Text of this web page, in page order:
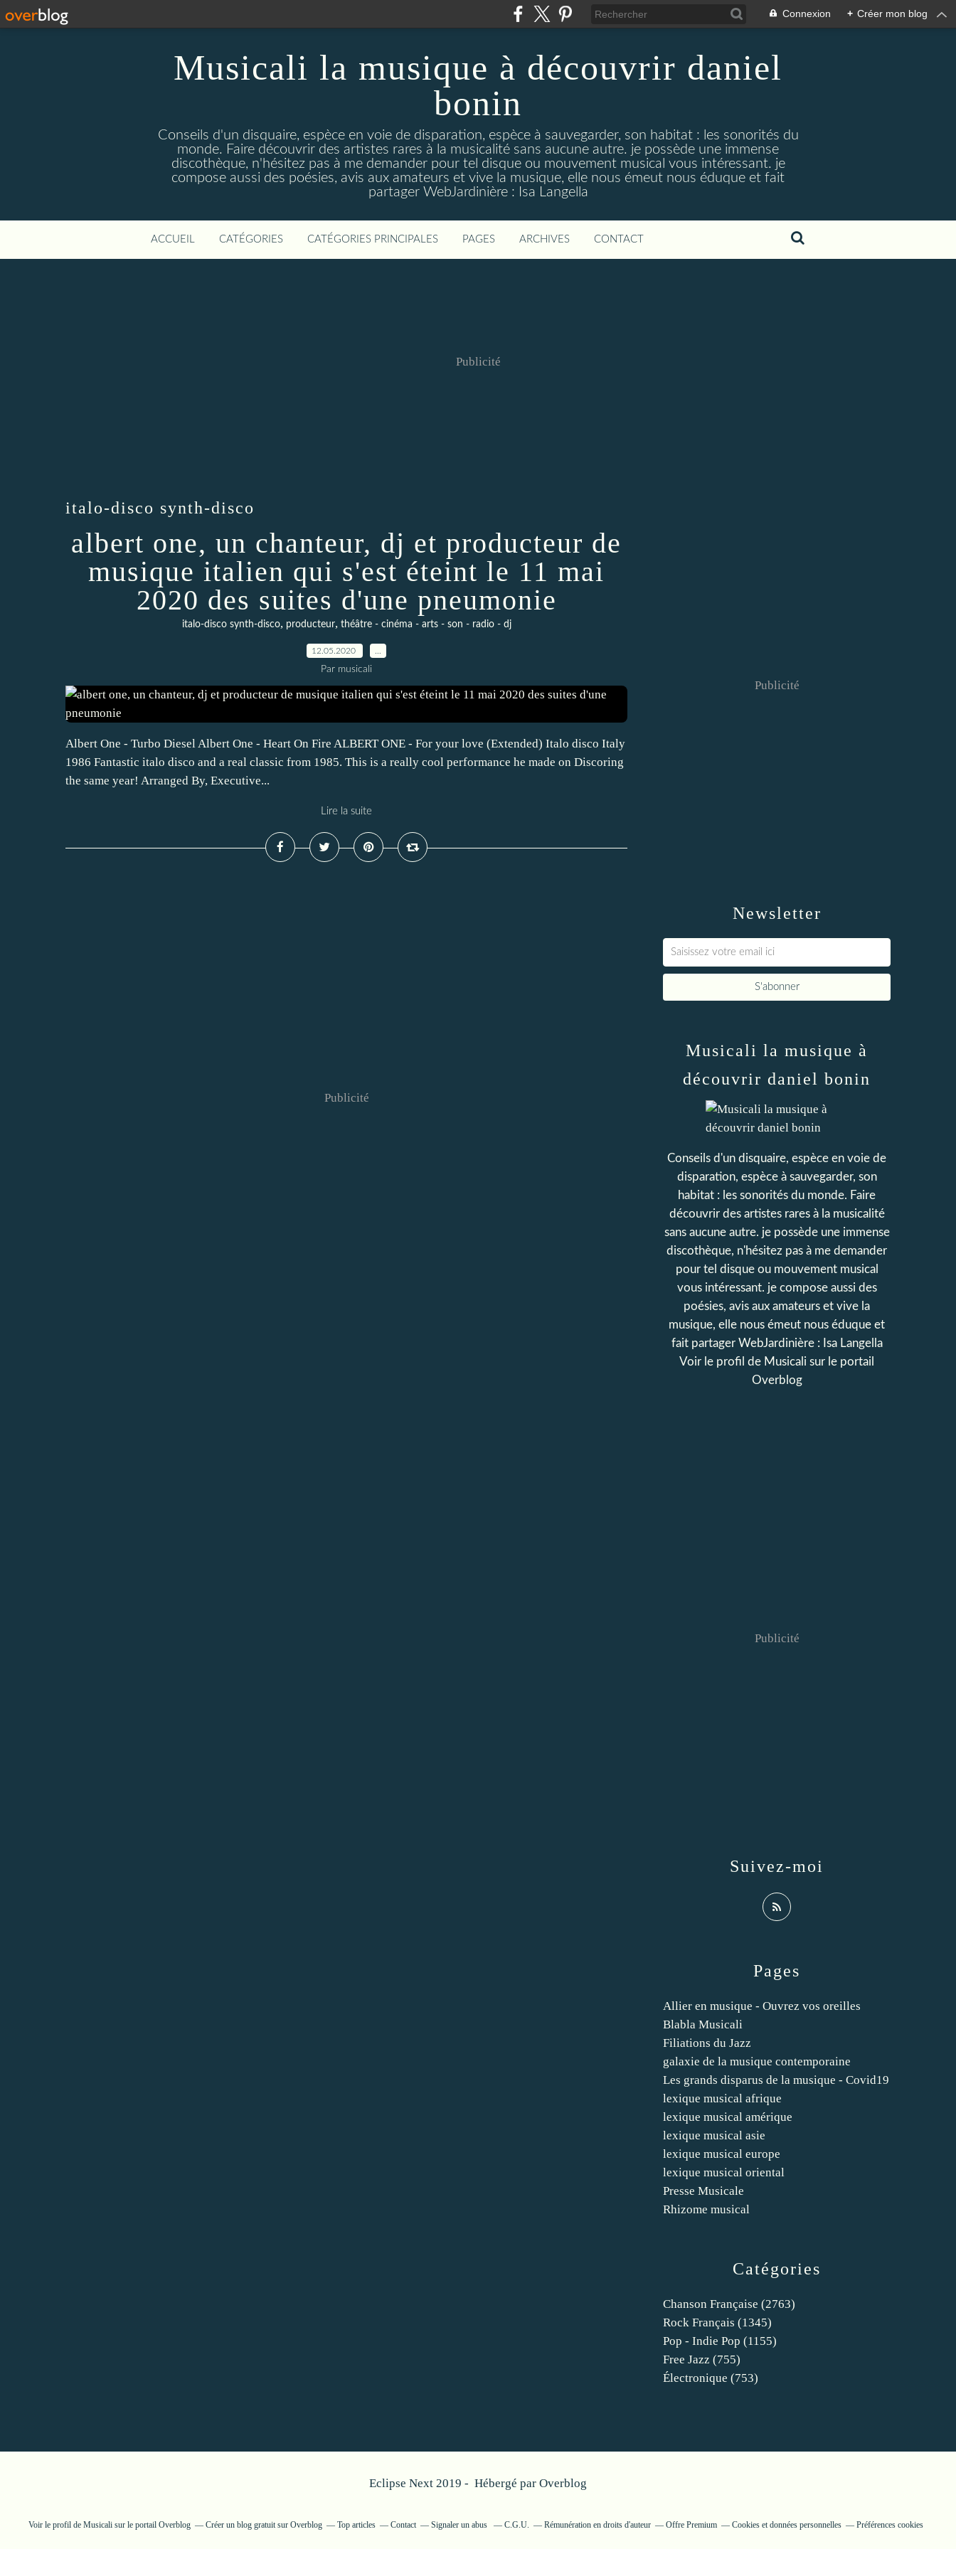
Connexion + Créer mon blog
Musicali la musique à découvrir daniel
bonin
Conseils d'un disquaire, espèce en voie de disparation, espèce à sauvegarder, son habitat : les sonorités du
monde. Faire découvrir des artistes rares à la musicalité sans aucune autre. je possède une immense
discothèque, n'hésitez pas à me demander pour tel disque ou mouvement musical vous intéressant. je
compose aussi des poésies, avis aux amateurs et vive la musique, elle nous émeut nous éduque et fait
partager WebJardinière : Isa Langella
ACCUEIL CATÉGORIES CATÉGORIES PRINCIPALES PAGES ARCHIVES CONTACT
Publicité
italo-disco synth-disco
albert one, un chanteur, dj et producteur de
musique italien qui s'est éteint le 11 mai
2020 des suites d'une pneumonie
italo-disco synth-disco, producteur, théâtre - cinéma - arts - son - radio - dj
12.05.2020
Par musicali
Albert One - Turbo Diesel Albert One - Heart On Fire ALBERT ONE - For your love (Extended) Italo disco Italy
1986 Fantastic italo disco and a real classic from 1985. This is a really cool performance he made on Discoring
the same year! Arranged By, Executive...
Lire la suite
Publicité
Newsletter
Publicité
Catégories
Chanson Française (2763)
Rock Français (1345)
Pop - Indie Pop (1155)
Free Jazz (755)
Électronique (753)
Pages
Allier en musique - Ouvrez vos oreilles
Blabla Musicali
Filiations du Jazz
galaxie de la musique contemporaine
Les grands disparus de la musique - Covid19
lexique musical afrique
lexique musical amérique
lexique musical asie
lexique musical europe
lexique musical oriental
Presse Musicale
Rhizome musical
Musicali la musique à
découvrir daniel bonin
Conseils d'un disquaire, espèce en voie de
disparation, espèce à sauvegarder, son
habitat : les sonorités du monde. Faire
découvrir des artistes rares à la musicalité
sans aucune autre. je possède une immense
discothèque, n'hésitez pas à me demander
pour tel disque ou mouvement musical
vous intéressant. je compose aussi des
poésies, avis aux amateurs et vive la
musique, elle nous émeut nous éduque et
fait partager WebJardinière : Isa Langella
Voir le profil de Musicali sur le portail
Overblog
Suivez-moi
Publicité
Eclipse Next 2019 - Hébergé par Overblog
Voir le profil de Musicali sur le portail Overblog Créer un blog gratuit sur Overblog Top articles Contact Signaler un abus C.G.U. Rémunération en droits d'auteur Offre Premium Cookies et données personnelles Préférences cookies